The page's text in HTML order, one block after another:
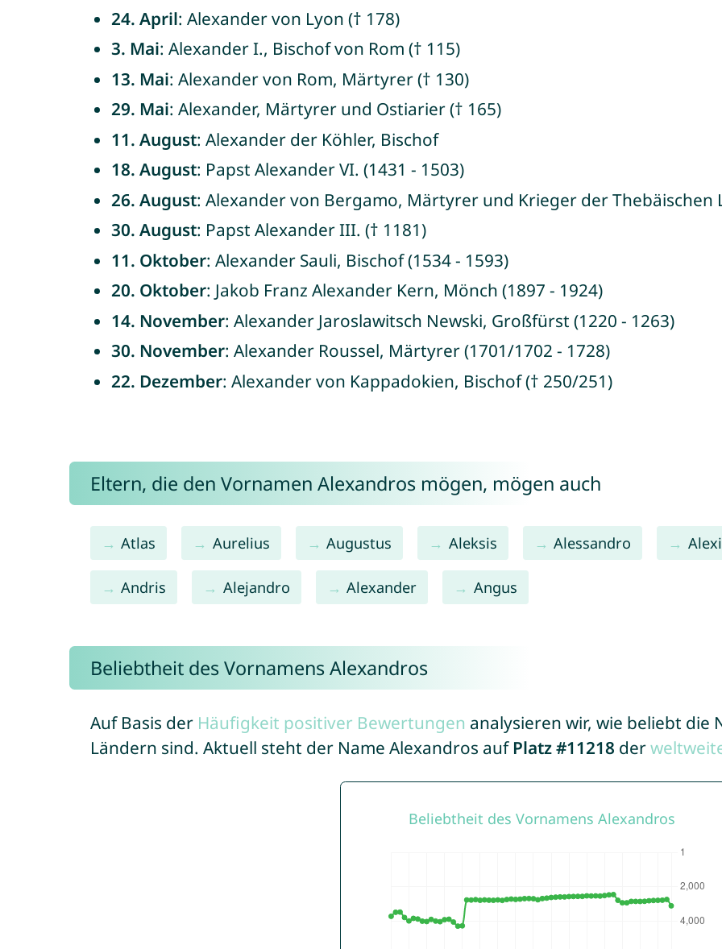
24. April: Alexander von Lyon († 178)
3. Mai: Alexander I., Bischof von Rom († 115)
13. Mai: Alexander von Rom, Märtyrer († 130)
29. Mai: Alexander, Märtyrer und Ostiarier († 165)
11. August: Alexander der Köhler, Bischof
18. August: Papst Alexander VI. (1431 - 1503)
26. August: Alexander von Bergamo, Märtyrer und Krieger der Thebäischen
30. August: Papst Alexander III. († 1181)
11. Oktober: Alexander Sauli, Bischof (1534 - 1593)
20. Oktober: Jakob Franz Alexander Kern, Mönch (1897 - 1924)
14. November: Alexander Jaroslawitsch Newski, Großfürst (1220 - 1263)
30. November: Alexander Roussel, Märtyrer (1701/1702 - 1728)
22. Dezember: Alexander von Kappadokien, Bischof († 250/251)
Eltern, die den Vornamen Alexandros mögen, mögen auch
Atlas Aurelius Augustus Aleksis Alessandro
Andris Alejandro Alexander Angus
Beliebtheit des Vornamens Alexandros
Auf Basis der Häufigkeit positiver Bewertungen analysieren wir, wie beliebt die
Ländern sind. Aktuell steht der Name Alexandros auf Platz #11218 der